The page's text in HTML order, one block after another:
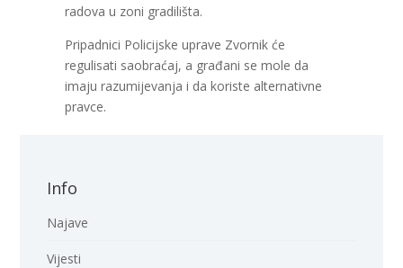
radova u zoni gradilišta.
Pripadnici Policijske uprave Zvornik će
regulisati saobraćaj, a građani se mole da
imaju razumijevanja i da koriste alternativne
pravce.
Info
Najave
Vijesti